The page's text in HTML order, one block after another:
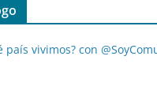
país vivimos? con